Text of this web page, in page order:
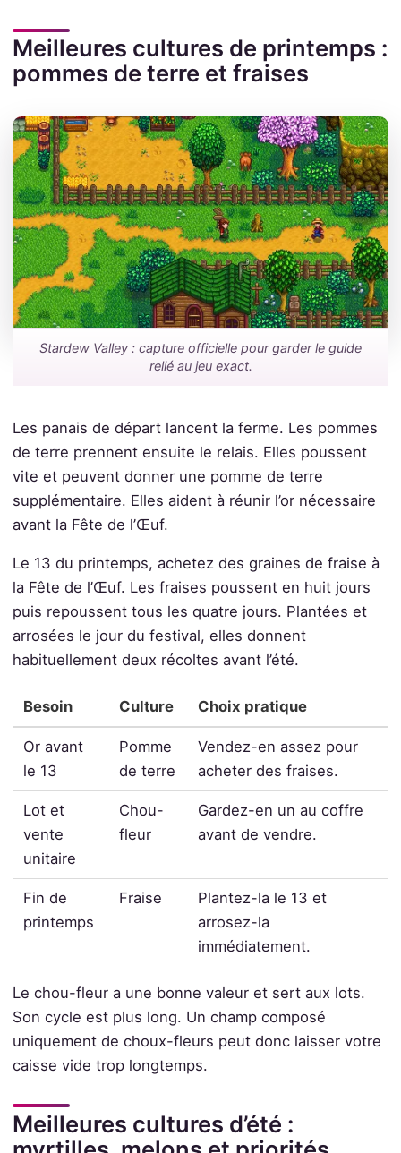
Meilleures cultures de printemps :
pommes de terre et fraises
Stardew Valley : capture officielle pour garder le guide
relié au jeu exact.
Les panais de départ lancent la ferme. Les pommes
de terre prennent ensuite le relais. Elles poussent
vite et peuvent donner une pomme de terre
supplémentaire. Elles aident à réunir l’or nécessaire
avant la Fête de l’Œuf.
Le 13 du printemps, achetez des graines de fraise à
la Fête de l’Œuf. Les fraises poussent en huit jours
puis repoussent tous les quatre jours. Plantées et
arrosées le jour du festival, elles donnent
habituellement deux récoltes avant l’été.
Besoin Culture Choix pratique
Or avant
le 13
Pomme
de terre
Vendez-en assez pour
acheter des fraises.
Lot et
vente
unitaire
Chou-
fleur
Gardez-en un au coffre
avant de vendre.
Fin de
printemps
Fraise
Plantez-la le 13 et
arrosez-la
immédiatement.
Le chou-fleur a une bonne valeur et sert aux lots.
Son cycle est plus long. Un champ composé
uniquement de choux-fleurs peut donc laisser votre
caisse vide trop longtemps.
Meilleures cultures d’été :